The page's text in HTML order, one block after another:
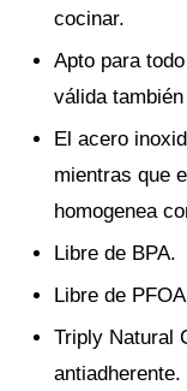
cocinar.
Apto para
válida
El acero
mientras que
homogenea
Libre de BPA.
Libre de
Triply Natural
antiadherente.